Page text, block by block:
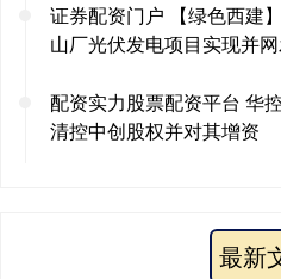
证券配资门户 【绿色西建
山厂光伏发电项目实现并
配资实力股票配资平台 华
清控中创股权并对其增资
最新